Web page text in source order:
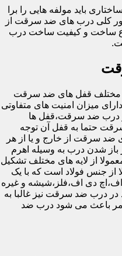
باید مولفه هایی را برا
طور کلی درب های ضد سرقت از
ساخت و کیفیت ساخت درب
مختلف قفل های ضد سرقت
میزان امنیت های متفاوتی
درب ضد سرقت،قفل ها
حتما به قفل آن توجه
ضد سرقت از خارج و یا از هر
باز شدن درب به وسیله اهرم
از لایه های مختلف تشکیل
از جنس فولاد است که با یک
دی اف،فلز،شیشه و غیره
درب ضد سرقت نیز غالبا به
باعث می شود درب ضد